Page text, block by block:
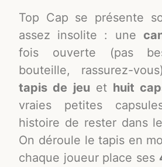
Top Cap se présente
assez insolite : une
fois ouverte (pas
bouteille, rassurez-
tapis de jeuet huit
vraies petites
histoire de rester dans
On déroule le tapis en
chaque joueur place ses